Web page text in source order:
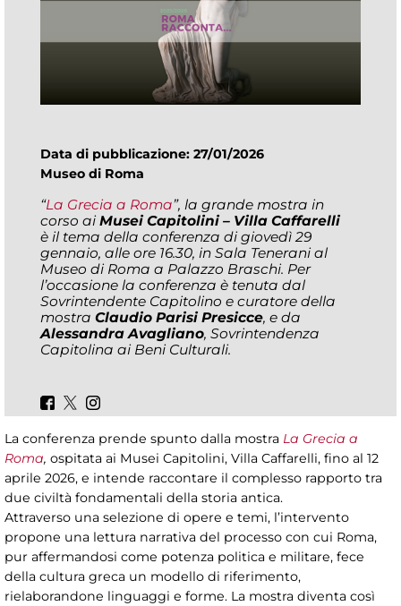
Data di pubblicazione: 27/01/2026
Museo di Roma
“La Grecia a Roma”, la grande mostra in
corso ai Musei Capitolini – Villa Caffarelli
è il tema della conferenza di giovedì 29
gennaio, alle ore 16.30, in Sala Tenerani al
Museo di Roma a Palazzo Braschi. Per
l’occasione la conferenza è tenuta dal
Sovrintendente Capitolino e curatore della
mostra Claudio Parisi Presicce, e da
Alessandra Avagliano, Sovrintendenza
Capitolina ai Beni Culturali.
La conferenza prende spunto dalla mostra La Grecia a
Roma, ospitata ai Musei Capitolini, Villa Caffarelli, fino al 12
aprile 2026, e intende raccontare il complesso rapporto tra
due civiltà fondamentali della storia antica.
Attraverso una selezione di opere e temi, l’intervento
propone una lettura narrativa del processo con cui Roma,
pur affermandosi come potenza politica e militare, fece
della cultura greca un modello di riferimento,
rielaborandone linguaggi e forme. La mostra diventa così